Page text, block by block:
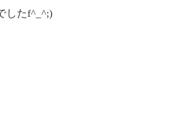
したf^_^;)